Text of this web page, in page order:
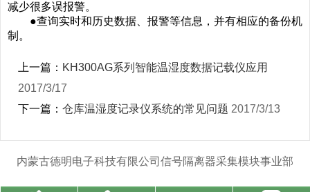
减少很多误报警。
●查询实时和历史数据、报警等信息，并有相应的备份机
制。
上一篇： KH300AG系列智能温湿度数据记载仪应用
2017/3/17
下一篇： 仓库温湿度记录仪系统的常见问题 2017/3/13
内蒙古德明电子科技有限公司信号隔离器采集模块事业部